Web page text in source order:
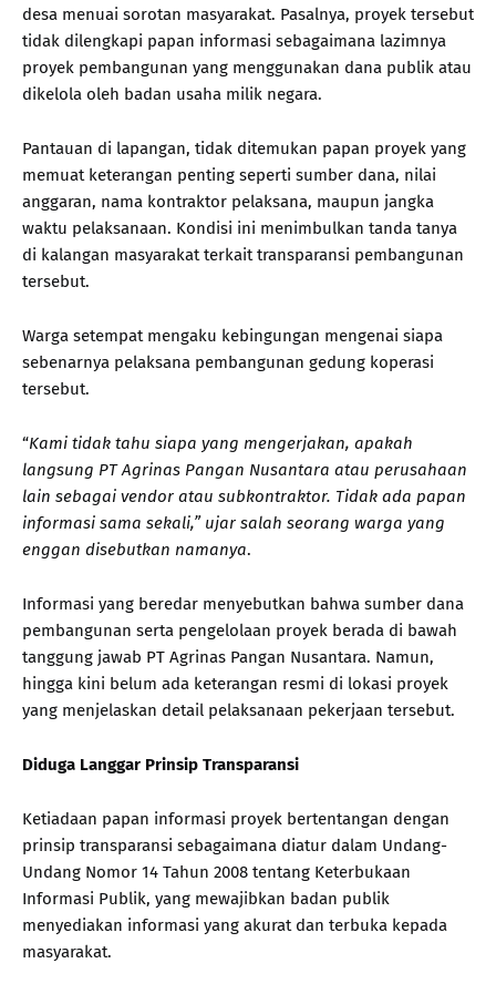
desa menuai sorotan masyarakat. Pasalnya, proyek tersebut
tidak dilengkapi papan informasi sebagaimana lazimnya
proyek pembangunan yang menggunakan dana publik atau
dikelola oleh badan usaha milik negara.
Pantauan di lapangan, tidak ditemukan papan proyek yang
memuat keterangan penting seperti sumber dana, nilai
anggaran, nama kontraktor pelaksana, maupun jangka
waktu pelaksanaan. Kondisi ini menimbulkan tanda tanya
di kalangan masyarakat terkait transparansi pembangunan
tersebut.
Warga setempat mengaku kebingungan mengenai siapa
sebenarnya pelaksana pembangunan gedung koperasi
tersebut.
“Kami tidak tahu siapa yang mengerjakan, apakah
langsung PT Agrinas Pangan Nusantara atau perusahaan
lain sebagai vendor atau subkontraktor. Tidak ada papan
informasi sama sekali,” ujar salah seorang warga yang
enggan disebutkan namanya.
Informasi yang beredar menyebutkan bahwa sumber dana
pembangunan serta pengelolaan proyek berada di bawah
tanggung jawab PT Agrinas Pangan Nusantara. Namun,
hingga kini belum ada keterangan resmi di lokasi proyek
yang menjelaskan detail pelaksanaan pekerjaan tersebut.
Diduga Langgar Prinsip Transparansi
Ketiadaan papan informasi proyek bertentangan dengan
prinsip transparansi sebagaimana diatur dalam Undang-
Undang Nomor 14 Tahun 2008 tentang Keterbukaan
Informasi Publik, yang mewajibkan badan publik
menyediakan informasi yang akurat dan terbuka kepada
masyarakat.